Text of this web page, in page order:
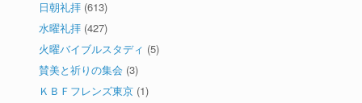
日朝礼拝 (613)
水曜礼拝 (427)
火曜バイブルスタディ (5)
賛美と祈りの集会 (3)
ＫＢＦフレンズ東京 (1)